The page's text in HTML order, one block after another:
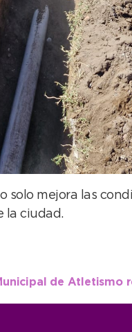
solo mejora las
la ciudad.